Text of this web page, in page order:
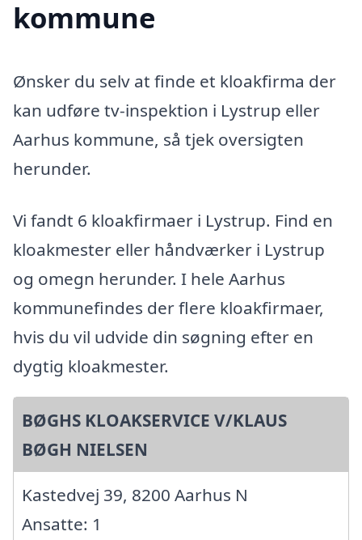
kommune
Ønsker du selv at finde et kloakfirma der
kan udføre tv-inspektion i Lystrup eller
Aarhus kommune, så tjek oversigten
herunder.
Vi fandt 6 kloakfirmaer i Lystrup. Find en
kloakmester eller håndværker i Lystrup
og omegn herunder. I hele Aarhus
kommunefindes der flere kloakfirmaer,
hvis du vil udvide din søgning efter en
dygtig kloakmester.
BØGHS KLOAKSERVICE V/KLAUS
BØGH NIELSEN
Kastedvej 39, 8200 Aarhus N
Ansatte: 1